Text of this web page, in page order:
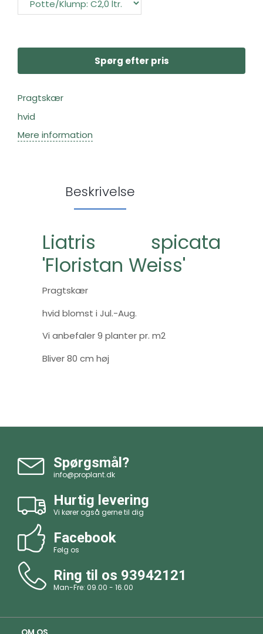
Spørg efter pris
Pragtskær
hvid
Mere information
Beskrivelse
Liatris spicata
'Floristan Weiss'
Pragtskær
hvid blomst i Jul.-Aug.
Vi anbefaler 9 planter pr. m2
Bliver 80 cm høj
Spørgsmål?
info@proplant.dk
Hurtig levering
Vi kører også gerne til dig
Facebook
Følg os
Ring til os 93942121
Man-Fre: 09.00 - 16.00